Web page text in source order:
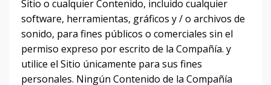
Sitio o cualquier Contenido, incluido cualquier
software, herramientas, gráficos y / o archivos de
sonido, para fines públicos o comerciales sin el
permiso expreso por escrito de la Compañía. y
utilice el Sitio únicamente para sus fines
personales. Ningún Contenido de la Compañía